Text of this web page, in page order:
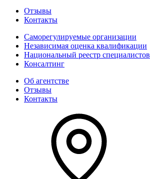
Отзывы
Контакты
Саморегулируемые организации
Независимая оценка квалификации
Национальный реестр специалистов
Консалтинг
Об агентстве
Отзывы
Контакты